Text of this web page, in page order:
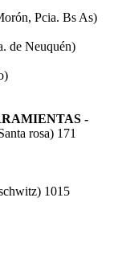
Pcia. Bs As)
de Neuquén)
-
rosa) 171
1015